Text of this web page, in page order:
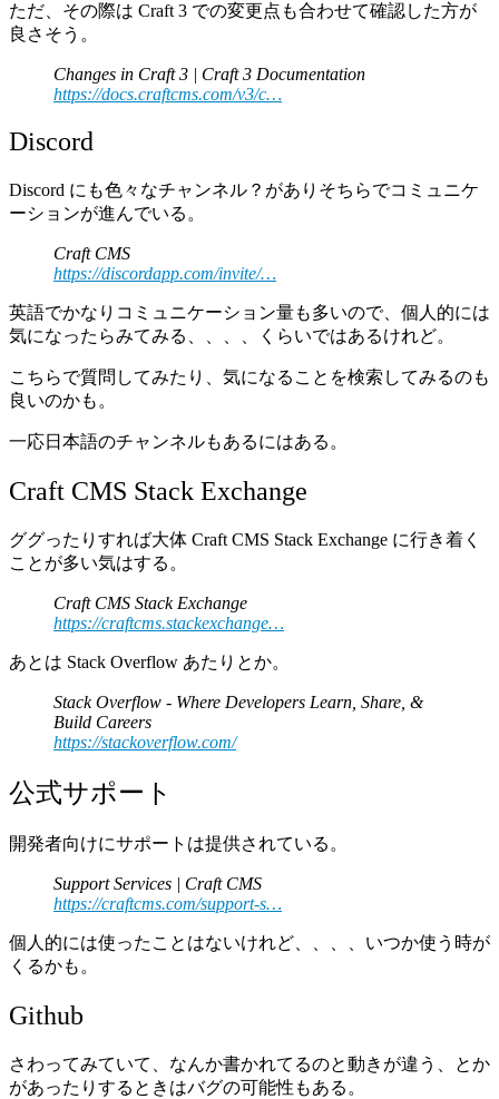
ただ、その際は Craft 3 での変更点も合わせて確認した方が
良さそう。
Changes in Craft 3 | Craft 3 Documentation
https://docs.craftcms.com/v3/c…
Discord
Discord にも色々なチャンネル？がありそちらでコミュニケ
ーションが進んでいる。
Craft CMS
https://discordapp.com/invite/…
英語でかなりコミュニケーション量も多いので、個人的には
気になったらみてみる、、、、くらいではあるけれど。
こちらで質問してみたり、気になることを検索してみるのも
良いのかも。
一応日本語のチャンネルもあるにはある。
Craft CMS Stack Exchange
ググったりすれば大体 Craft CMS Stack Exchange に行き着く
ことが多い気はする。
Craft CMS Stack Exchange
https://craftcms.stackexchange…
あとは Stack Overflow あたりとか。
Stack Overflow - Where Developers Learn, Share, &
Build Careers
https://stackoverflow.com/
公式サポート
開発者向けにサポートは提供されている。
Support Services | Craft CMS
https://craftcms.com/support-s…
個人的には使ったことはないけれど、、、、いつか使う時が
くるかも。
Github
さわってみていて、なんか書かれてるのと動きが違う、とか
があったりするときはバグの可能性もある。